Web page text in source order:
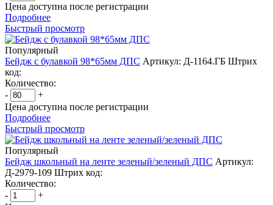
Цена доступна после регистрации
Подробнее
Быстрый просмотр
Популярный
Бейдж с булавкой 98*65мм ДПС Артикул: Д-1164.ГБ Штрих
код:
Количество:
-
+
Цена доступна после регистрации
Подробнее
Быстрый просмотр
Популярный
Бейдж школьный на ленте зеленый/зеленый ДПС Артикул:
Д-2979-109 Штрих код:
Количество:
-
+